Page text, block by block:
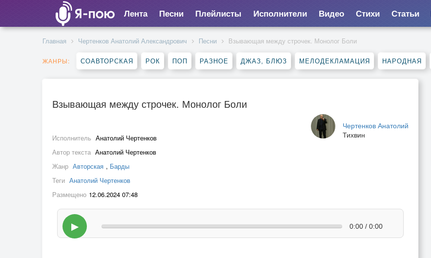
Лента Песни Плейлисты Исполнители Видео Стихи Статьи
Главная Чертенков Анатолий Александрович Песни Взывающая между строчек. Монолог Боли
ЖАНРЫ: СОАВТОРСКАЯ РОК ПОП РАЗНОЕ ДЖАЗ, БЛЮЗ МЕЛОДЕКЛАМАЦИЯ НАРОДНАЯ
Взывающая между строчек. Монолог Боли
Чертенков Анатолий
Тихвин
Исполнитель Анатолий Чертенков
Автор текста Анатолий Чертенков
Жанр Авторская , Барды
Теги Анатолий Чертенков
Размещено 12.06.2024 07:48
▶ 0:00 / 0:00